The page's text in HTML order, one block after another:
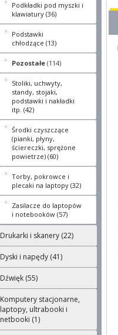
Podkładki pod myszki i
klawiatury (36)
Podstawki
chłodzące (13)
Pozostałe(114)
Stoliki, uchwyty,
standy, stojaki,
podstawki i nakładki
itp. (42)
Środki czyszczące
(pianki, płyny,
ściereczki, sprężone
powietrze) (60)
Torby, pokrowce i
plecaki na laptopy (32)
Zasilacze do laptopów
i notebooków (57)
Drukarki i skanery (22)
Dyski i napędy (41)
Dźwięk (55)
Komputery stacjonarne,
laptopy, ultrabooki i
netbooki (1)